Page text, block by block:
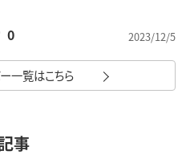
2023/12/5
0
一覧はこちら
事